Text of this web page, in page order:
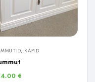
KAPID
€